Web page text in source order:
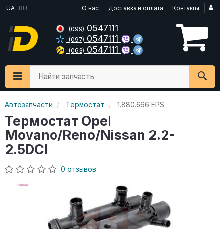
UA RU О нас Доставка и оплата Контакты
(099) 0547111
(097) 0547111
(063) 0547111
Найти запчасть
Автозапчасти Термостат 1.880.666 EPS
Термостат Opel
Movano/Reno/Nissan 2.2-
2.5DCI
0 отзывов